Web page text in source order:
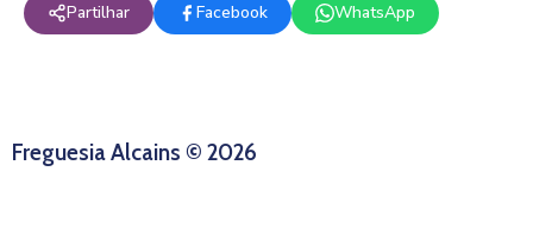
Partilhar Facebook WhatsApp
Freguesia Alcains © 2026